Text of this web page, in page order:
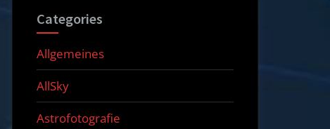
Categories
Allgemeines
AllSky
Astrofotografie